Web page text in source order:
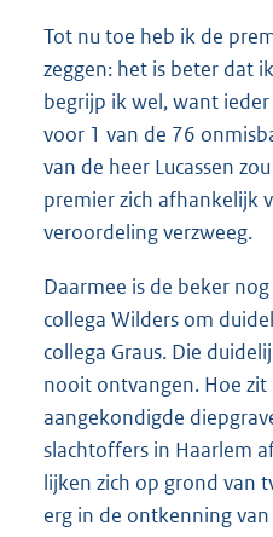
Tot nu toe heb ik de
zeggen: het is beter dat
begrijp ik wel, want
voor 1 van de 76
van de heer Lucassen
premier zich afhankelijk
veroordeling verzweeg.
Daarmee is de beker
collega Wilders om
collega Graus. Die
nooit ontvangen. Hoe zit
aangekondigde
slachtoffers in Haarlem
lijken zich op grond van
erg in de ontkenning van